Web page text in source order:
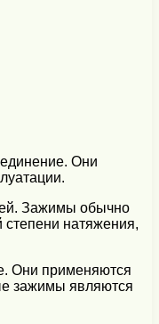
Они
Зажимы обычно
степени натяжения,
Они применяются
зажимы являются